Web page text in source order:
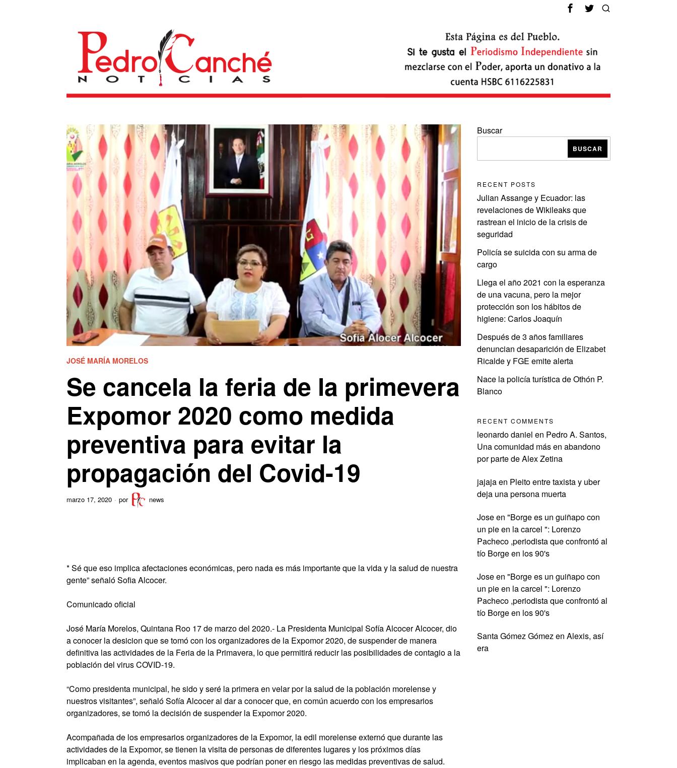
JOSÉ MARÍA MORELOS
Se cancela la feria de la primevera
Expomor 2020 como medida
preventiva para evitar la
propagación del Covid-19
marzo 17, 2020 por news
* Sé que eso implica afectaciones económicas, pero nada es más importante que la vida y la salud de nuestra
gente” señaló Sofia Alcocer.
Comunicado oficial
José María Morelos, Quintana Roo 17 de marzo del 2020.- La Presidenta Municipal Sofía Alcocer Alcocer, dio
a conocer la desicion que se tomó con los organizadores de la Expomor 2020, de suspender de manera
definitiva las actividades de la Feria de la Primavera, lo que permitirá reducir las posibilidades de contagio a la
población del virus COVID-19.
“Como presidenta municipal, he sido y seré la primera en velar por la salud de la población morelense y
nuestros visitantes”, señaló Sofía Alcocer al dar a conocer que, en común acuerdo con los empresarios
organizadores, se tomó la decisión de suspender la Expomor 2020.
Acompañada de los empresarios organizadores de la Expomor, la edil morelense externó que durante las
actividades de la Expomor, se tienen la visita de personas de diferentes lugares y los próximos días
implicaban en la agenda, eventos masivos que podrían poner en riesgo las medidas preventivas de salud.
Buscar
BUSCAR
RECENT POSTS
Julian Assange y Ecuador: las
revelaciones de Wikileaks que
rastrean el inicio de la crisis de
seguridad
Policía se suicida con su arma de
cargo
Llega el año 2021 con la esperanza
de una vacuna, pero la mejor
protección son los hábitos de
higiene: Carlos Joaquín
Después de 3 años familiares
denuncian desaparición de Elizabet
Ricalde y FGE emite alerta
Nace la policía turística de Othón P.
Blanco
RECENT COMMENTS
leonardo daniel en Pedro A. Santos,
Una comunidad más en abandono
por parte de Alex Zetina
jajajaen Pleito entre taxista y uber
deja una persona muerta
Joseen "Borge es un guiñapo con
un pie en la carcel ": Lorenzo
Pacheco ,periodista que confrontó al
tío Borge en los 90's
Joseen "Borge es un guiñapo con
un pie en la carcel ": Lorenzo
Pacheco ,periodista que confrontó al
tío Borge en los 90's
Santa Gómez Gómezen Alexis, así
era